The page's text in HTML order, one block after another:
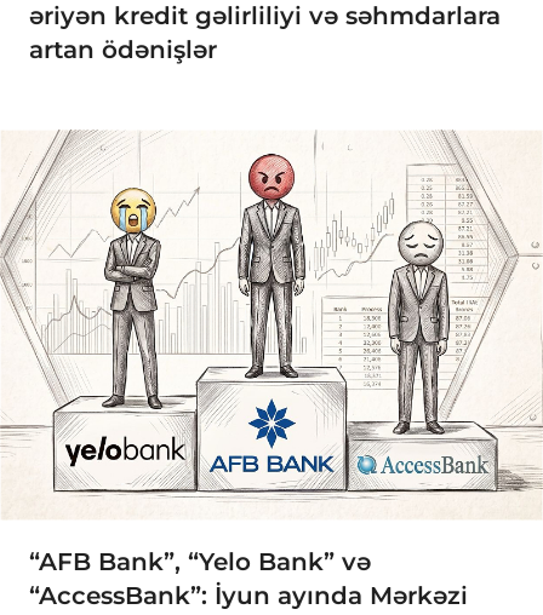
əriyən kredit gəlirliliyi və səhmdarlara
artan ödənişlər
“AFB Bank”, “Yelo Bank” və
“AccessBank”: İyun ayında Mərkəzi